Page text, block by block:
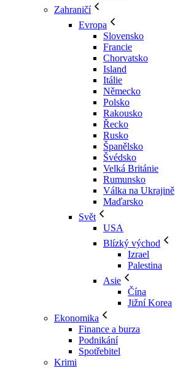
Zahraničí
Evropa
Slovensko
Francie
Chorvatsko
Island
Itálie
Německo
Polsko
Rakousko
Řecko
Rusko
Španělsko
Švédsko
Velká Británie
Rumunsko
Válka na Ukrajině
Maďarsko
Svět
USA
Blízký východ
Izrael
Palestina
Asie
Čína
Jižní Korea
Ekonomika
Finance a burza
Podnikání
Spotřebitel
Krimi